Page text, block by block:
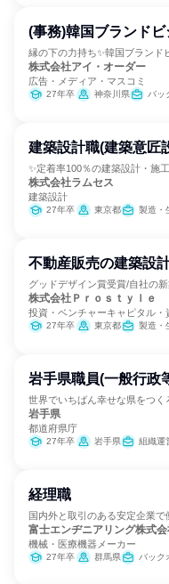
(事務)韓国ブランド
縁の下の力持ち✨韓国ブランド
株式会社アイ・オーダー
広告・メディア・マスコミ
27年卒 神奈川県 バッ
建築設計職(建築意匠
✨定着率100％の建築設計・施
株式会社ラムセス
建築設計
27年卒 東京都 製造・
不動産販売の建築設
グッドデザイン賞受賞/自社の
株式会社Ｐｒｏｓｔｙｌｅ
投資・ベンチャーキャピタル
27年卒 東京都 製造・生産
岩手県職員(一般行政
世界でいちばん幸せな県をつく
岩手県
都道府県庁
27年卒 岩手県 組織運
経理職
国内外と取引のある安定企業
富士エンヂニアリング株式
機械・医療機器メーカー
27年卒 群馬県 バック